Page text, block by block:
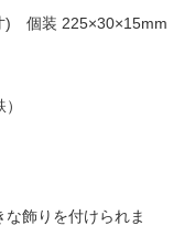
) 個装 225×30×15mm
りを付けられま